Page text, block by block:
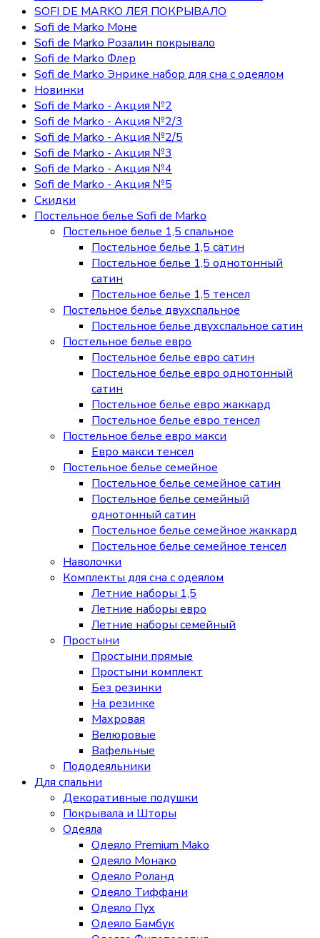
SOFI DE MARKO ЛЕЯ ПОКРЫВАЛО
Sofi de Marko Моне
Sofi de Marko Розалин покрывало
Sofi de Marko Флер
Sofi de Marko Энрике набор для сна с одеялом
Новинки
Sofi de Marko - Акция №2
Sofi de Marko - Акция №2/3
Sofi de Marko - Акция №2/5
Sofi de Marko - Акция №3
Sofi de Marko - Акция №4
Sofi de Marko - Акция №5
Скидки
Постельное белье Sofi de Marko
Постельное белье 1,5 спальное
Постельное белье 1,5 сатин
Постельное белье 1,5 однотонный
сатин
Постельное белье 1,5 тенсел
Постельное белье двухспальное
Постельное белье двухспальное сатин
Постельное белье евро
Постельное белье евро сатин
Постельное белье евро однотонный
сатин
Постельное белье евро жаккард
Постельное белье евро тенсел
Постельное белье евро макси
Евро макси тенсел
Постельное белье семейное
Постельное белье семейное сатин
Постельное белье семейный
однотонный сатин
Постельное белье семейное жаккард
Постельное белье семейное тенсел
Наволочки
Комплекты для сна с одеялом
Летние наборы 1,5
Летние наборы евро
Летние наборы семейный
Простыни
Простыни прямые
Простыни комплект
Без резинки
На резинке
Махровая
Велюровые
Вафельные
Пододеяльники
Для спальни
Декоративные подушки
Покрывала и Шторы
Одеяла
Одеяло Premium Mako
Одеяло Монако
Одеяло Роланд
Одеяло Тиффани
Одеяло Пух
Одеяло Бамбук